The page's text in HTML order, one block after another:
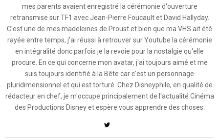
mes parents avaient enregistré la cérémonie d'ouverture
retransmise sur TF1 avec Jean-Pierre Foucault et David Hallyday.
C'est une de mes madeleines de Proust et bien que ma VHS ait été
rayée entre temps, j'ai réussi à retrouver sur Youtube la cérémonie
en intégralité donc parfois je la revoie pour la nostalgie qu'elle
procure. En ce qui concerne mon avatar, j'ai toujours aimé et me
suis toujours identifié à la Bête car c'est un personnage
pluridimensionnel et qui est torturé. Chez Disneyphile, en qualité de
rédacteur en chef, je m'occupe principalement de l'actualité Cinéma
des Productions Disney et espère vous apprendre des choses.